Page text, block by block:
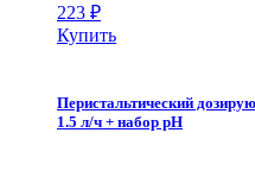
223 ₽
Купить
Перистальтический
1.5 л/ч + набор рH